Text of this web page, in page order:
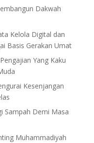
Dakwah
Kelola Digital dan
Basis Gerakan Umat
Yang Kaku
Kesenjangan
Sampah Demi Masa
Muhammadiyah